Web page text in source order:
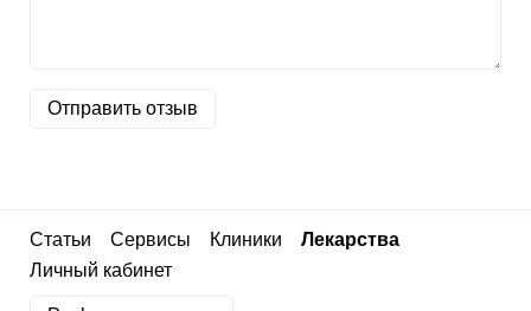
Отправить отзыв
Статьи Сервисы Клиники
Лекарства
Личный кабинет